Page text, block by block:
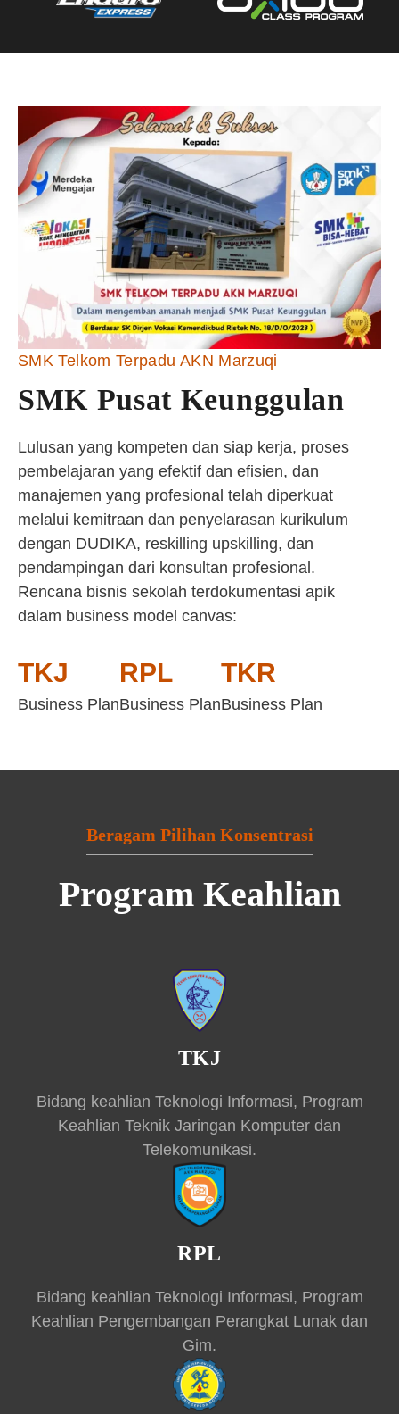
SMK Telkom Terpadu AKN Marzuqi
SMK Pusat Keunggulan
Lulusan yang kompeten dan siap kerja, proses
pembelajaran yang efektif dan efisien, dan
manajemen yang profesional telah diperkuat
melalui kemitraan dan penyelarasan kurikulum
dengan DUDIKA, reskilling upskilling, dan
pendampingan dari konsultan profesional.
Rencana bisnis sekolah terdokumentasi apik
dalam business model canvas:
TKJ
Business Plan
RPL
Business Plan
TKR
Business Plan
Beragam Pilihan Konsentrasi
Program Keahlian
TKJ
Bidang keahlian Teknologi Informasi, Program
Keahlian Teknik Jaringan Komputer dan
Telekomunikasi.
RPL
Bidang keahlian Teknologi Informasi, Program
Keahlian Pengembangan Perangkat Lunak dan
Gim.